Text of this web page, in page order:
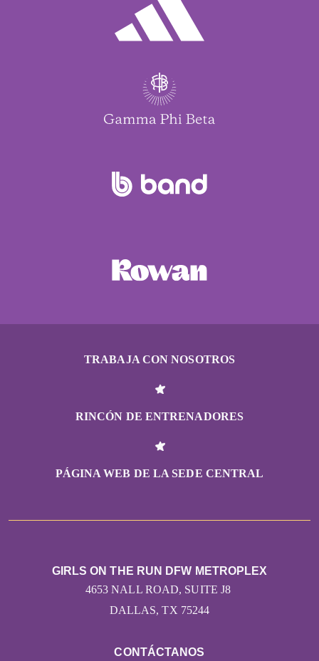
TRABAJA CON NOSOTROS
RINCÓN DE ENTRENADORES
PÁGINA WEB DE LA SEDE CENTRAL
CONTÁCTANOS
GIRLS ON THE RUN DFW METROPLEX
4653 NALL ROAD, SUITE J8
DALLAS, TX 75244